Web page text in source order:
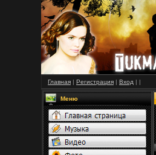
Главная | Регистрация | Вход | |
Меню